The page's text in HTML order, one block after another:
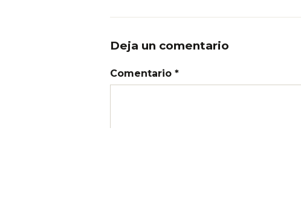
Deja un comentario
Comentario *